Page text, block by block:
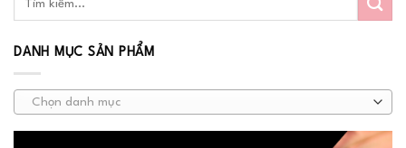
DANH MỤC SẢN PHẨM
Chọn danh mục